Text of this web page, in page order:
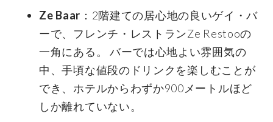
Ze Baar ：2階建ての居心地の良いゲイ・バ
ーで、フレンチ・レストランZe Restooの
一角にある。 バーでは心地よい雰囲気の
中、手頃な値段のドリンクを楽しむことが
でき、ホテルからわずか900メートルほど
しか離れていない。